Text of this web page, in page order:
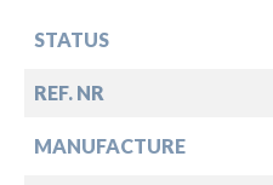
STATUS
REF. NR
MANUFACTURE